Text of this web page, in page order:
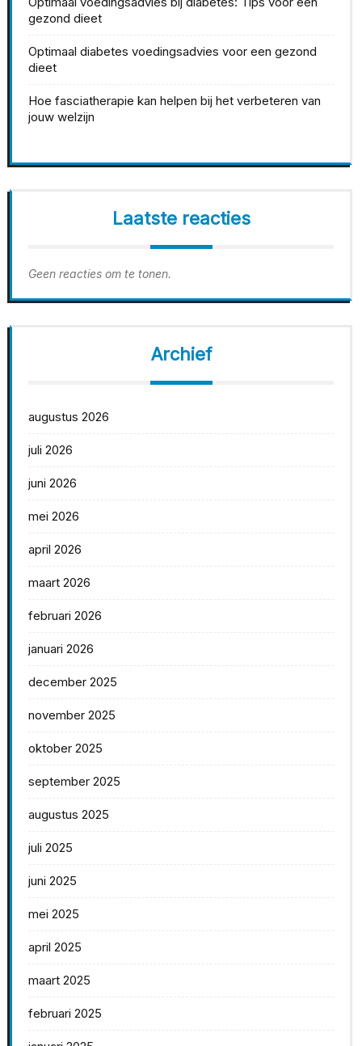
gezond dieet
Optimaal diabetes voedingsadvies voor een gezond
dieet
Hoe fasciatherapie kan helpen bij het verbeteren van
jouw welzijn
Laatste reacties
Geen reacties om te tonen.
Archief
augustus 2026
juli 2026
juni 2026
mei 2026
april 2026
maart 2026
februari 2026
januari 2026
december 2025
november 2025
oktober 2025
september 2025
augustus 2025
juli 2025
juni 2025
mei 2025
april 2025
maart 2025
februari 2025